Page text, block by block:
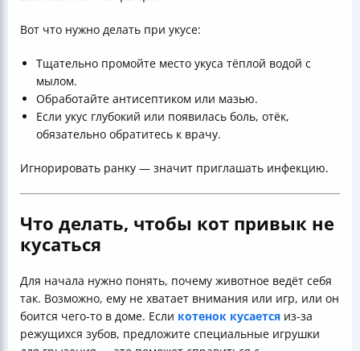
Вот что нужно делать при укусе:
Тщательно промойте место укуса тёплой водой с
мылом.
Обработайте антисептиком или мазью.
Если укус глубокий или появилась боль, отёк,
обязательно обратитесь к врачу.
Игнорировать ранку — значит приглашать инфекцию.
Что делать, чтобы кот привык не
кусаться
Для начала нужно понять, почему животное ведёт себя
так. Возможно, ему не хватает внимания или игр, или он
боится чего-то в доме. Если котенок кусается из-за
режущихся зубов, предложите специальные игрушки